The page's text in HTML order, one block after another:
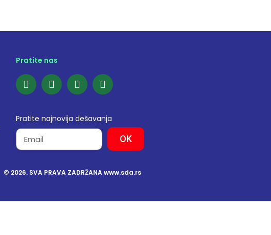
Pratite nas
Pratite najnovija dešavanja
OK
© 2026. SVA PRAVA ZADRŽANA www.sda.rs